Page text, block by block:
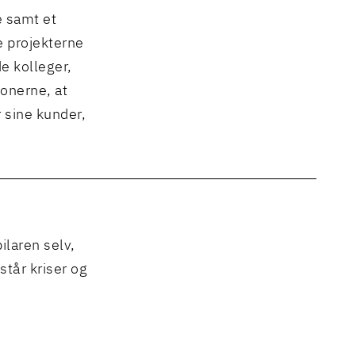
samt et
projekterne
kolleger,
at
kunder,
selv,
kriser og